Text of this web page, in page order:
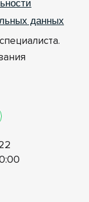
данных